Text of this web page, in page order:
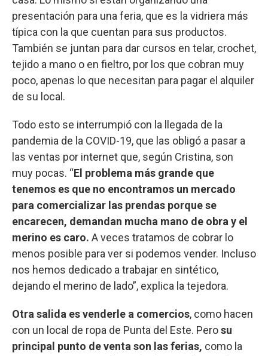
presentación para una feria, que es la vidriera más
típica con la que cuentan para sus productos.
También se juntan para dar cursos en telar, crochet,
tejido a mano o en fieltro, por los que cobran muy
poco, apenas lo que necesitan para pagar el alquiler
de su local.
Todo esto se interrumpió con la llegada de la
pandemia de la COVID-19, que las obligó a pasar a
las ventas por internet que, según Cristina, son
muy pocas. “El problema más grande que
tenemos es que no encontramos un mercado
para comercializar las prendas porque se
encarecen, demandan mucha mano de obra y el
merino es caro. A veces tratamos de cobrar lo
menos posible para ver si podemos vender. Incluso
nos hemos dedicado a trabajar en sintético,
dejando el merino de lado”, explica la tejedora.
Otra salida es venderle a comercios, como hacen
con un local de ropa de Punta del Este. Perosu
principal punto de venta son las ferias, como la